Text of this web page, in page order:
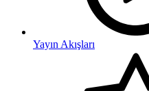
Yayın Akışları